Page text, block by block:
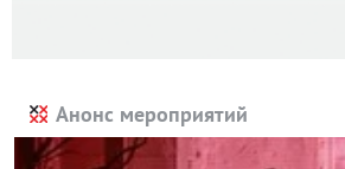
Анонс мероприятий